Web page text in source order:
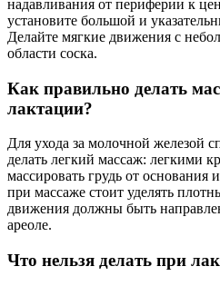
надавливания от периферии к
установите большой и
Делайте мягкие движения с
области соска.
Как правильно делать
лактации?
Для ухода за молочной железой
делать легкий массаж: легкими
массировать грудь от
при массаже стоит уделять
движения должны быть
ареоле.
Что нельзя делать при